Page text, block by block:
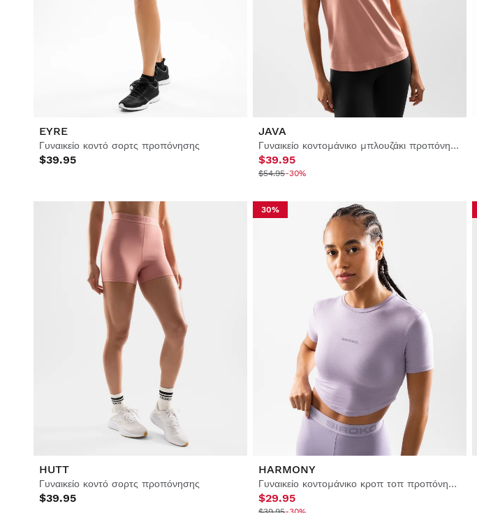
EYRE
Γυναικείο κοντό σορτς προπόνησης
$39.95
JAVA
Γυναικείο κοντομάνικο μπλουζάκι προπόνησης
$39.95
$54.95-30%
HUTT
Γυναικείο κοντό σορτς προπόνησης
$39.95
30%
HARMONY
Γυναικείο κοντομάνικο κροπ τοπ προπόνησης
$29.95